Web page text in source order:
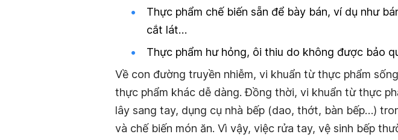
Thực phẩm chế biến sẵn để bày bán, ví dụ như
cắt lát…
Thực phẩm hư hỏng, ôi thiu do không được bảo
Về con đường truyền nhiễm, vi khuẩn từ thực phẩm
thực phẩm khác dễ dàng. Đồng thời, vi khuẩn từ thực
lây sang tay, dụng cụ nhà bếp (dao, thớt, bàn bếp…)
và chế biến món ăn. Vì vậy, việc rửa tay, vệ sinh bếp